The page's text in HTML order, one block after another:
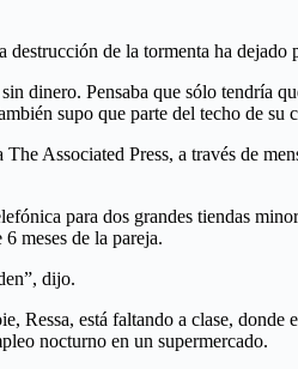
de la tormenta ha dejado
dinero. Pensaba que sólo tendría
supo que parte del techo de
Associated Press, a través de
para dos grandes tiendas
meses de la pareja.
dijo.
Ressa, está faltando a clase,
nocturno en un supermercado.